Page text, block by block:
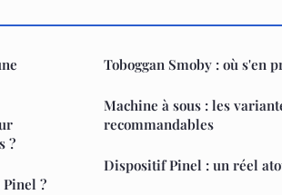
?
?
Toboggan Smoby : où s'en
Machine à sous : les
recommandables
Dispositif Pinel : un réel